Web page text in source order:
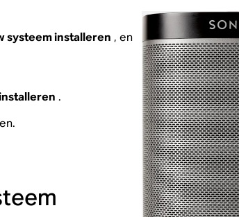
systeem installeren , en
.